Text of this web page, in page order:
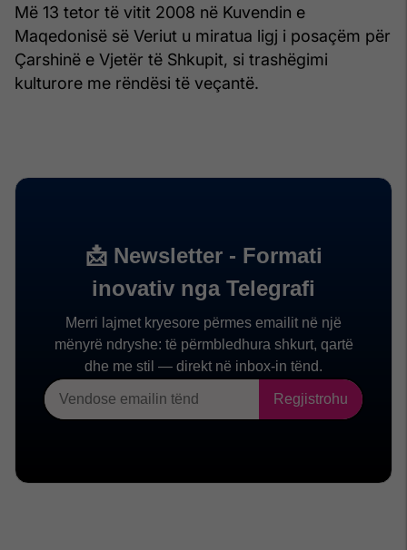
Më 13 tetor të vitit 2008 në Kuvendin e
Maqedonisë së Veriut u miratua ligj i posaçëm për
Çarshinë e Vjetër të Shkupit, si trashëgimi
kulturore me rëndësi të veçantë.